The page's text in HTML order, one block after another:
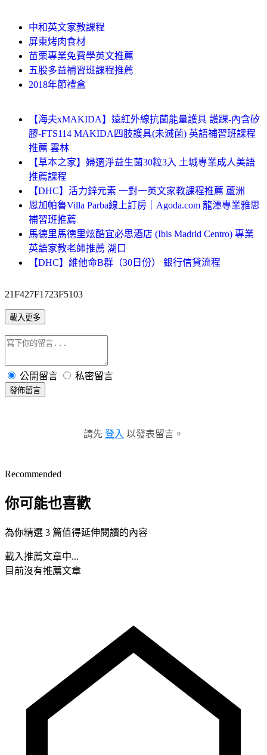
中和英文家教課程
屏東烤肉食材
苗栗專業免費學英文推薦
五股多益補習班課程推薦
2018年節禮盒
【海夫xMAKIDA】遠紅外線抗菌能量護具 護踝-內含矽
膠-FTS114 MAKIDA四肢護具(未滅菌) 英語補習班課程
推薦 雲林
【草本之家】婦適淨益生菌30粒3入 土城專業成人美語
推薦課程
【DHC】活力鋅元素 一對一英文家教課程推薦 蘆洲
恩加帕魯Villa Parba線上訂房｜Agoda.com 龍潭專業雅思
補習班推薦
馬德里馬德里炫酷宜必思酒店 (Ibis Madrid Centro) 專業
英語家教老師推薦 湖口
【DHC】維他命B群（30日份） 銀行信貸流程
21F427F1723F5103
載入更多
公開留言 私密留言
發佈留言
請先 登入 以發表留言。
Recommended
你可能也喜歡
為你精選 3 篇值得延伸閱讀的內容
載入推薦文章中...
目前沒有推薦文章